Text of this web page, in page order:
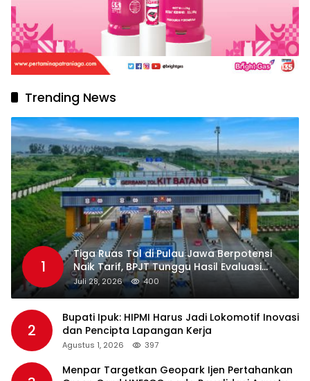
Trending News
1
Tiga Ruas Tol di Pulau Jawa Berpotensi
Naik Tarif, BPJT Tunggu Hasil Evaluasi
Standar Pelayanan
Juli 28, 2026 400
2
Bupati Ipuk: HIPMI Harus Jadi Lokomotif Inovasi
dan Pencipta Lapangan Kerja
Agustus 1, 2026 397
Menpar Targetkan Geopark Ijen Pertahankan